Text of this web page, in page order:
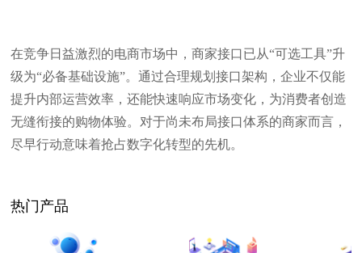
在竞争日益激烈的电商市场中，商家接口已从“可选工具”升
级为“必备基础设施”。通过合理规划接口架构，企业不仅能
提升内部运营效率，还能快速响应市场变化，为消费者创造
无缝衔接的购物体验。对于尚未布局接口体系的商家而言，
尽早行动意味着抢占数字化转型的先机。
热门产品